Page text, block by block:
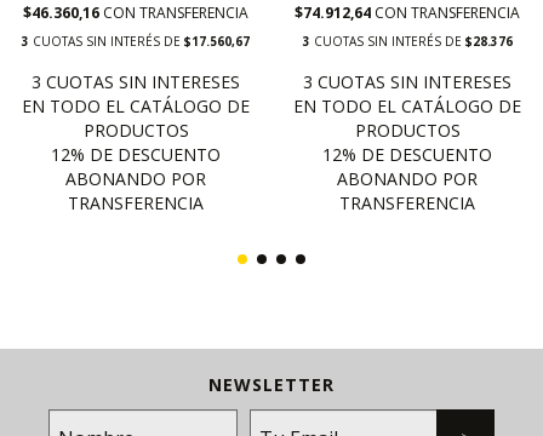
$46.360,16 CON TRANSFERENCIA
3 CUOTAS SIN INTERÉS DE $17.560,67
$74.912,64 CON TRANSFERENCIA
3 CUOTAS SIN INTERÉS DE $28.376
NEWSLETTER